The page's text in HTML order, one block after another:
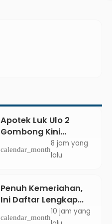
Apotek Luk Ulo 2
Gombong Kini
Dilengkapi Layanan
Dokter Spesialis Anak
calendar_month
8 jam yang
lalu
Penuh Kemeriahan,
Ini Daftar Lengkap
Agenda Peringatan
calendar_month
10 jam yang